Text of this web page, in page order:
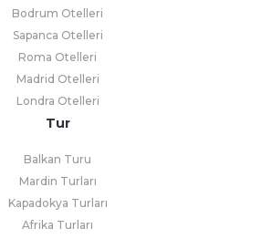
Bodrum Otelleri
Sapanca Otelleri
Roma Otelleri
Madrid Otelleri
Londra Otelleri
Tur
Balkan Turu
Mardin Turları
Kapadokya Turları
Afrika Turları